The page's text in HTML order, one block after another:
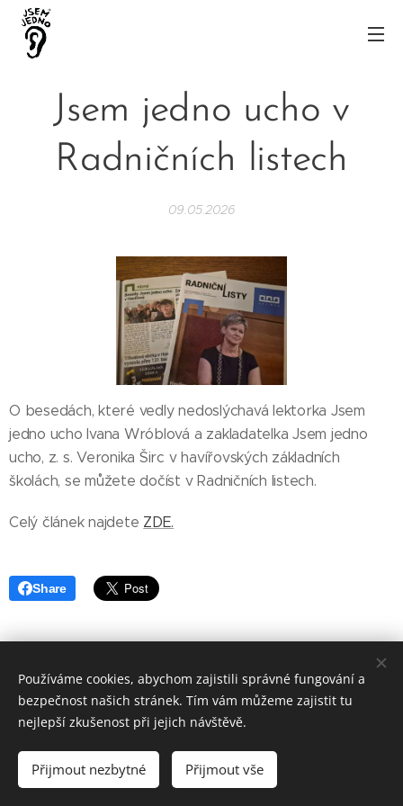
Jsem jedno ucho v
Radničních listech
09.05.2026
O besedách, které vedly nedoslýchavá lektorka Jsem
jedno ucho Ivana Wróblová a zakladatelka Jsem jedno
ucho, z. s. Veronika Širc v havířovských základních
školách, se můžete dočíst v Radničních listech.
Celý článek najdete ZDE.
Share
© Jsem jedno ucho, z. s. 2026
Vytvořeno službou Webnode
Používáme cookies, abychom zajistili správné fungování a
bezpečnost našich stránek. Tím vám můžeme zajistit tu
nejlepší zkušenost při jejich návštěvě.
Přijmout nezbytné Přijmout vše